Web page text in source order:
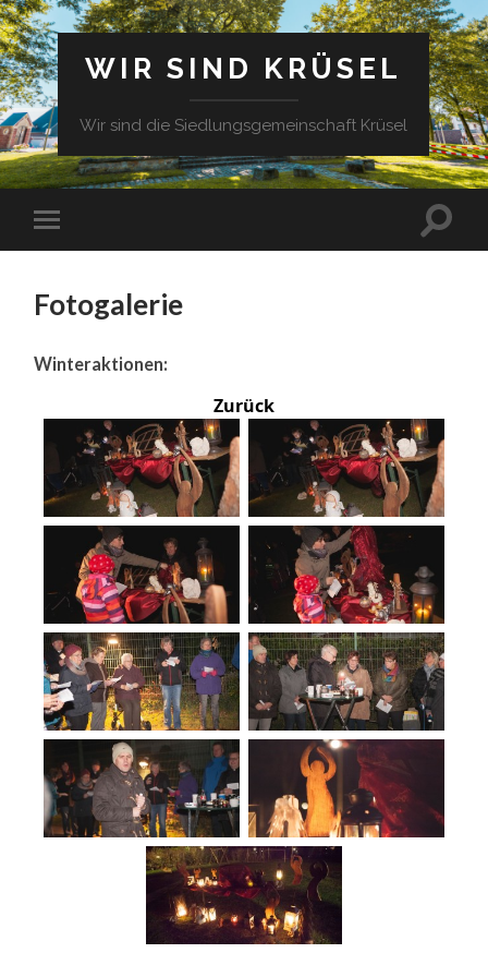
WIR SIND KRÜSEL
Wir sind die Siedlungsgemeinschaft Krüsel
Fotogalerie
Winteraktionen:
Zurück